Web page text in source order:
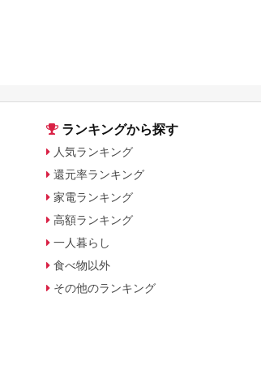
ランキングから探す
人気ランキング
還元率ランキング
家電ランキング
高額ランキング
一人暮らし
食べ物以外
その他のランキング